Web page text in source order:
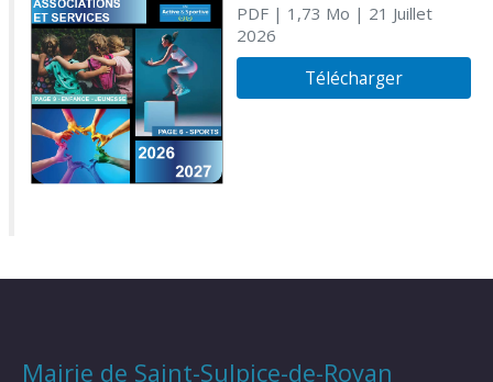
PDF| 1,73 Mo | 21 Juillet
2026
Télécharger
Mairie de Saint-Sulpice-de-Royan